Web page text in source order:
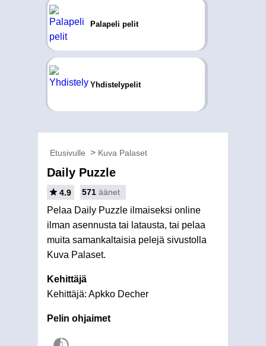
Palapeli pelit
Yhdistelypelit
Etusivulle Kuva Palaset
Daily Puzzle
4.9 571 äänet
Pelaa Daily Puzzle ilmaiseksi online
ilman asennusta tai latausta, tai pelaa
muita samankaltaisia pelejä sivustolla
Kuva Palaset.
Kehittäjä
Kehittäjä: Apkko Decher
Pelin ohjaimet